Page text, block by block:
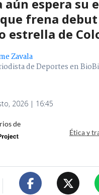
aún espera su
frena
estrella de
Zavala
de Deportes en
2026 | 16:45
de
Ética y